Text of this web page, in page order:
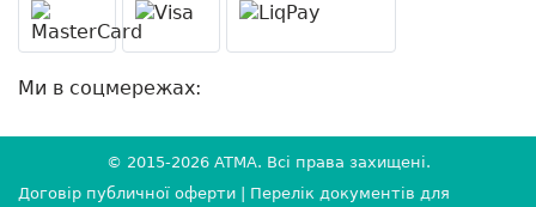
Ми в соцмережах:
© 2015-2026 ATMA. Всі права захищені.
Договір публичної оферти
Перелік документів для